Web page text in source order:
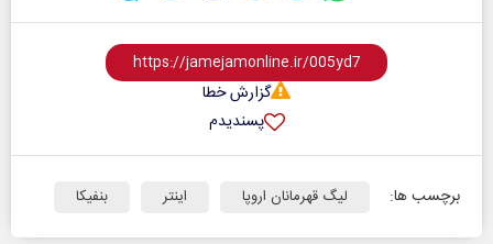
گزارش خطا
پسندیدم
برچسب ها: لیگ قهرمانان اروپا اینتر بنفیکا